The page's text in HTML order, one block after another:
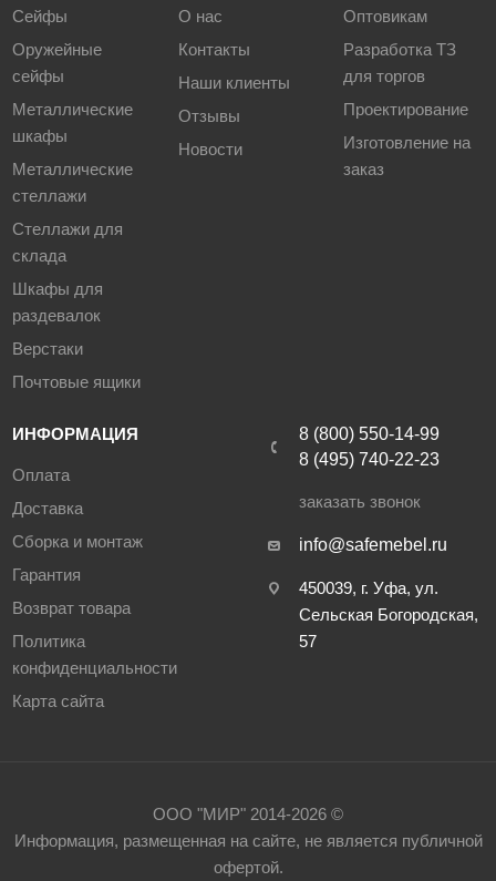
Сейфы
Оружейные
сейфы
Металлические
шкафы
Металлические
стеллажи
Стеллажи для
склада
Шкафы для
раздевалок
Верстаки
Почтовые ящики
О нас
Контакты
Наши клиенты
Отзывы
Новости
Оптовикам
Разработка ТЗ
для торгов
Проектирование
Изготовление на
заказ
ИНФОРМАЦИЯ
Оплата
Доставка
Сборка и монтаж
Гарантия
Возврат товара
Политика
конфиденциальности
Карта сайта
8 (800) 550-14-99
8 (495) 740-22-23
заказать звонок
info@safemebel.ru
450039, г. Уфа, ул.
Сельская Богородская,
57
ООО "МИР" 2014-2026 ©
Информация, размещенная на сайте, не является публичной
офертой.